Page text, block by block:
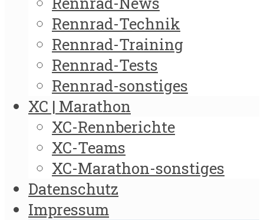
Rennrad-Technik
Rennrad-Training
Rennrad-Tests
Rennrad-sonstiges
XC | Marathon
XC-Rennberichte
XC-Teams
XC-Marathon-sonstiges
Datenschutz
Impressum